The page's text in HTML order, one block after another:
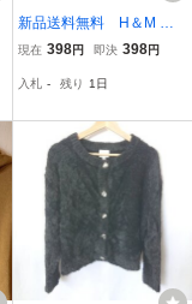
新品送料無料 H＆M エ
イチアンドエム クロッ
現在 398円 即決 398円
入札 - 残り 1日